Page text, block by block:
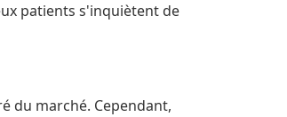
patients s'inquiètent de
du marché. Cependant,